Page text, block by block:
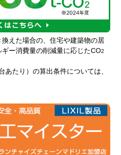
えた場合の、住宅や建築物の居
ー消費量の削減量に応じたCO2
あたり）の算出条件については、